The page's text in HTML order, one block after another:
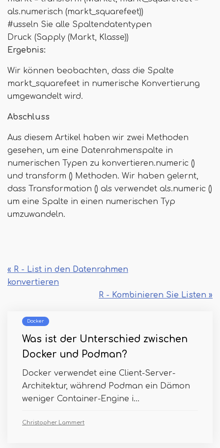
als.numerisch (markt_squarefeet))
#usseln Sie alle Spaltendatentypen
Druck (Sapply (Markt, Klasse))
Ergebnis:
Wir können beobachten, dass die Spalte
markt_squarefeet in numerische Konvertierung
umgewandelt wird.
Abschluss
Aus diesem Artikel haben wir zwei Methoden
gesehen, um eine Datenrahmenspalte in
numerischen Typen zu konvertieren.numeric ()
und transform () Methoden. Wir haben gelernt,
dass Transformation () als verwendet als.numeric ()
um eine Spalte in einen numerischen Typ
umzuwandeln.
« R - List in den Datenrahmen
konvertieren
R - Kombinieren Sie Listen »
Docker
Was ist der Unterschied zwischen
Docker und Podman?
Docker verwendet eine Client-Server-
Architektur, während Podman ein Dämon
weniger Container-Engine i...
Christopher Lammert